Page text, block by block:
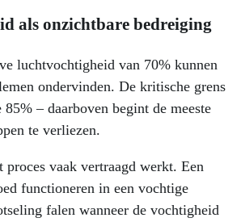
als onzichtbare bedreiging
luchtvochtigheid van 70% kunnen
ondervinden. De kritische grens
– daarboven begint de meeste
te verliezen.
proces vaak vertraagd werkt. Een
functioneren in een vochtige
falen wanneer de vochtigheid